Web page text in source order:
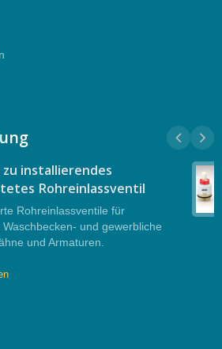
zu installierendes
Rohreinlassventil
Rohreinlassventile für
Waschbecken- und gewerbliche
und Armaturen.